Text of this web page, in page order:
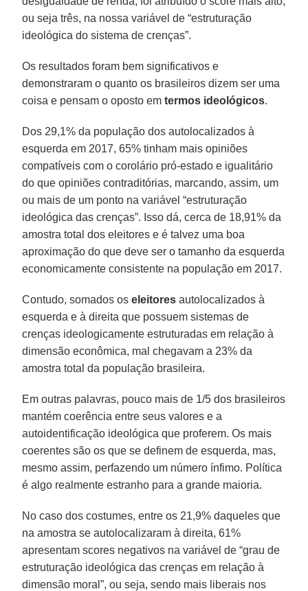
ou seja três, na nossa variável de “estruturação
ideológica do sistema de crenças”.
Os resultados foram bem significativos e
demonstraram o quanto os brasileiros dizem ser uma
coisa e pensam o oposto emtermos ideológicos.
Dos 29,1% da população dos autolocalizados à
esquerda em 2017, 65% tinham mais opiniões
compatíveis com o corolário pró-estado e igualitário
do que opiniões contraditórias, marcando, assim, um
ou mais de um ponto na variável “estruturação
ideológica das crenças”. Isso dá, cerca de 18,91% da
amostra total dos eleitores e é talvez uma boa
aproximação do que deve ser o tamanho da esquerda
economicamente consistente na população em 2017.
Contudo, somados oseleitores autolocalizados à
esquerda e à direita que possuem sistemas de
crenças ideologicamente estruturadas em relação à
dimensão econômica, mal chegavam a 23% da
amostra total da população brasileira.
Em outras palavras, pouco mais de 1/5 dos brasileiros
mantém coerência entre seus valores e a
autoidentificação ideológica que proferem. Os mais
coerentes são os que se definem de esquerda, mas,
mesmo assim, perfazendo um número ínfimo. Política
é algo realmente estranho para a grande maioria.
No caso dos costumes, entre os 21,9% daqueles que
na amostra se autolocalizaram à direita, 61%
apresentam scores negativos na variável de “grau de
estruturação ideológica das crenças em relação à
dimensão moral”, ou seja, sendo mais liberais nos